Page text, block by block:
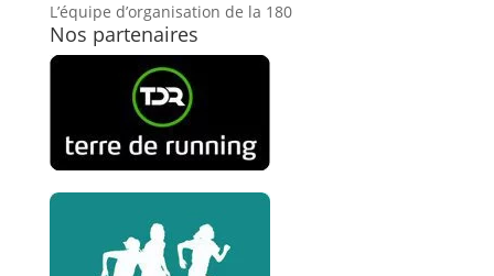
L’équipe d’organisation de la 180
Nos partenaires